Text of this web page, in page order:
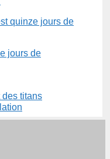
jours de
des titans